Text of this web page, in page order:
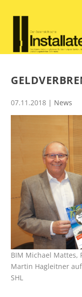
07.11.2018 | News
BIM Michael Mattes,
Martin Hagleitner
SHL